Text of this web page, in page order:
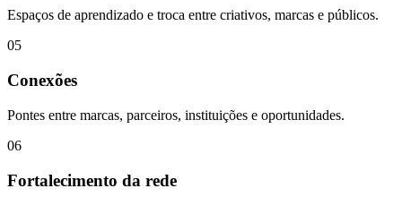
Espaços de aprendizado e troca entre criativos, marcas e públicos.
05
Conexões
Pontes entre marcas, parceiros, instituições e oportunidades.
06
Fortalecimento da rede